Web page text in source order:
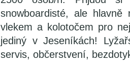
snowboardisté, ale
vlekem a kolotočem pro
jediný v Jeseníkách!
servis, občerstvení,